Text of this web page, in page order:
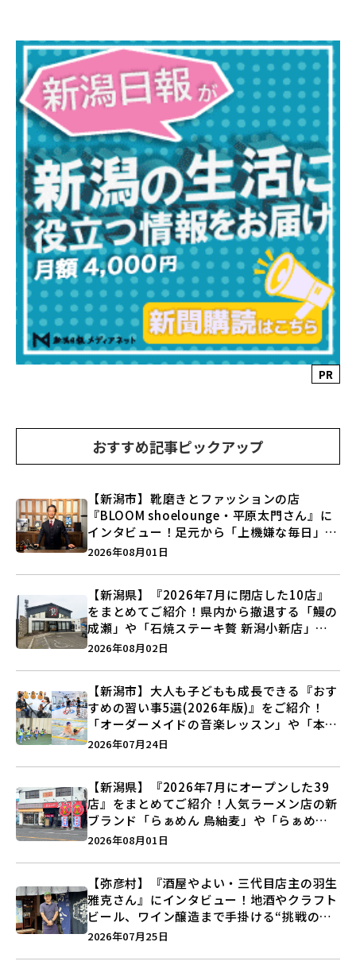
PR
おすすめ記事ピックアップ
【新潟市】靴磨きとファッションの店
『BLOOM shoelounge・平原太門さん』に
インタビュー！足元から「上機嫌な毎日」を
つくる装いの提案とは？
2026年08月01日
【新潟県】『2026年7月に閉店した10店』
をまとめてご紹介！県内から撤退する「鰻の
成瀬」や「石焼ステーキ贅 新潟小新店」が
営業に幕…。
2026年08月02日
【新潟市】大人も子どもも成長できる『おす
すめの習い事5選(2026年版)』をご紹介！
「オーダーメイドの音楽レッスン」や「本格
キックボクシング」で新しい自分を見つけよ
2026年07月24日
【新潟県】『2026年7月にオープンした39
店』をまとめてご紹介！人気ラーメン店の新
ブランド「らぁめん 鳥紬麦」や「らぁめん
しょうがの空」など盛りだくさん♪
2026年08月01日
【弥彦村】『酒屋やよい・三代目店主の羽生
雅克さん』にインタビュー！地酒やクラフト
ビール、ワイン醸造まで手掛ける“挑戦の歴
史”に迫る♪
2026年07月25日